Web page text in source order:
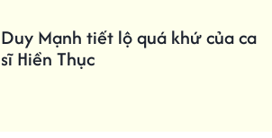
Duy Mạnh tiết lộ quá khứ của ca
sĩ Hiền Thục